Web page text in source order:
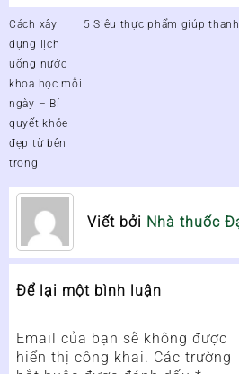
Điều
hướng
bài
viết
Cách xây
dựng lịch
uống nước
khoa học mỗi
ngày – Bí
quyết khỏe
đẹp từ bên
trong
5 Siêu thực phẩm giúp
Viết bởi Nhà thuốc
Để lại một bình luận
Email của bạn sẽ không được
hiển thị công khai. Các trường